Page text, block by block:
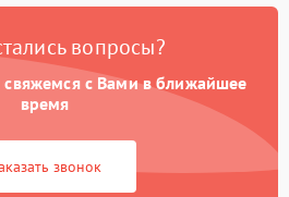
вопросы?
свяжемся с Вами в ближайшее
время
звонок